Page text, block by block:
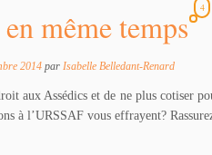
même temps 4
2014 par Isabelle Belledant-Renard
aux Assédics et de ne plus cotiser
à l’URSSAF vous effrayent?